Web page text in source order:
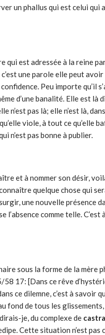
un phallus qui est celui qui
est adressée à la reine par
une parole elle peut
Peu importe qu’il
d’une banalité. Elle est là
n’est pas là; elle n’est là,
viole, à tout ce qu’elle
n’est pas bonne à publier.
et à nommer son désir,
quelque chose qui
une nouvelle présence
l’absence comme telle.
sous la forme de la mère
17: [Dans ce rêve
ce dilemne, c’est à savoir
fond de tous les
je, du complexe de
Cette situation n’est pas